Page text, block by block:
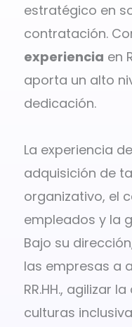
estratégico en
contratación.
experiencia en
aporta un alto
dedicación.
La experiencia
adquisición de
organizativo, el
empleados y la
Bajo su
las empresas a
RR.HH., agilizar
culturas